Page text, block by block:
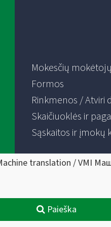
Mokesčių
Formos
Rinkmenos / Atviri
Skaičiuoklės ir
Sąskaitos ir įmokų
translation / VMI
Paieška